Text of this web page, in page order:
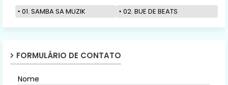
01. SAMBA SA MUZIK 02. BUE DE BEATS
FORMULÁRIO DE CONTATO
Nome